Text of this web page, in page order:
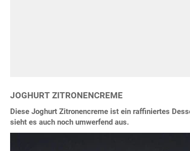
JOGHURT ZITRONENCREME
Diese Joghurt Zitronencreme ist ein raffiniertes
sieht es auch noch umwerfend aus.